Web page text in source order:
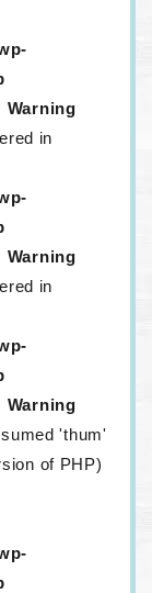
Warning
in
Warning
in
Warning
'thum'
of PHP)